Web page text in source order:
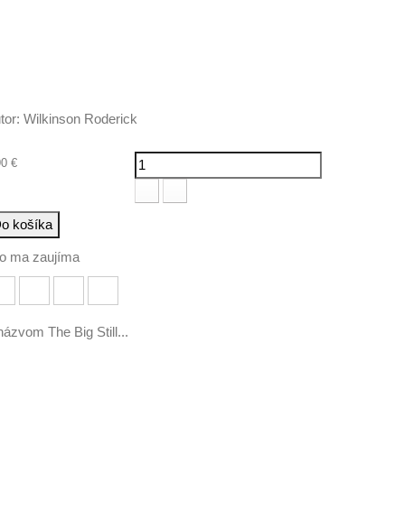
Wilkinson Roderick
€
košíka
ma zaujíma
The Big Still...